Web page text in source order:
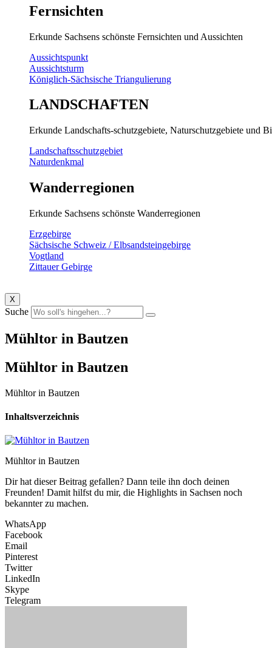
Fernsichten
Erkunde Sachsens schönste Fernsichten und Aussichten
Aussichtspunkt
Aussichtsturm
Königlich-Sächsische Triangulierung
LANDSCHAFTEN
Erkunde Landschafts-schutzgebiete, Naturschutzgebiete und
Landschaftsschutzgebiet
Naturdenkmal
Wanderregionen
Erkunde Sachsens schönste Wanderregionen
Erzgebirge
Sächsische Schweiz / Elbsandsteingebirge
Vogtland
Zittauer Gebirge
X
Suche
Mühltor in Bautzen
Mühltor in Bautzen
Mühltor in Bautzen
Inhaltsverzeichnis
Mühltor in Bautzen
Dir hat dieser Beitrag gefallen? Dann teile ihn doch deinen
Freunden! Damit hilfst du mir, die Highlights in Sachsen noch
bekannter zu machen.
WhatsApp
Facebook
Email
Pinterest
Twitter
LinkedIn
Skype
Telegram